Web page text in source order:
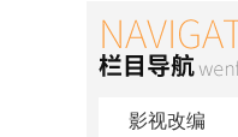
影视改编